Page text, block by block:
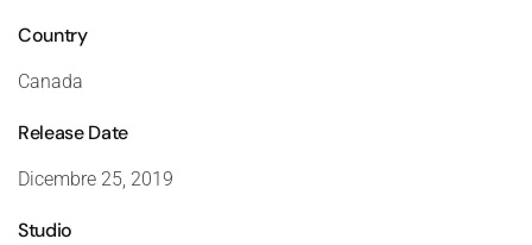
Country
Canada
Release Date
Dicembre 25, 2019
Studio